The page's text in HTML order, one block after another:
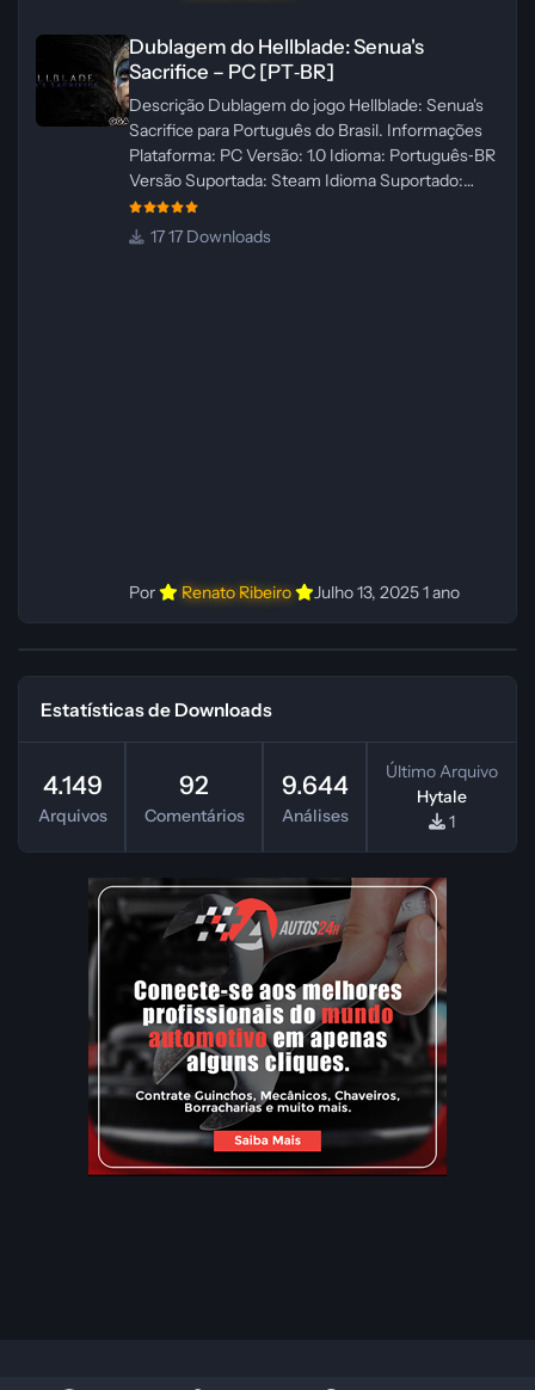
Dublagem do Hellblade: Senua's
Sacrifice – PC [PT‑BR]
Descrição Dublagem do jogo Hellblade: Senua's
Sacrifice para Português do Brasil. Informações
Plataforma: PC Versão: 1.0 Idioma: Português‑BR
Versão Suportada: Steam Idioma Suportado:
Inglês Lançamento: 26/01/2025 Tamanho: 110 MB
Créditos — Central de Traduções
17 Downloads
Por Renato Ribeiro Julho 13, 20251 ano
Estatísticas de Downloads
4.149
Arquivos
92
Comentários
9.644
Análises
Último Arquivo
Hytale
1